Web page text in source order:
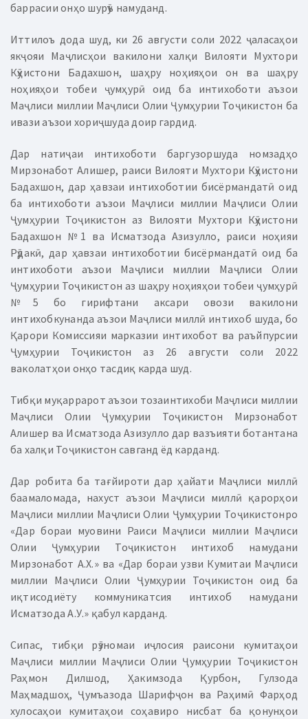
баррасии онҳо шурӯъ намуданд.
Иттилоъ дода шуд, ки 26 августи соли 2022 ҷаласаҳои
якҷояи Маҷлисҳои вакилони халқи Вилояти Мухтори
Кӯҳистони Бадахшон, шаҳру ноҳияҳои он ва шаҳру
ноҳияҳои тобеи ҷумҳурӣ оид ба интихоботи аъзои
Маҷлиси миллии Маҷлиси Олии Ҷумҳурии Тоҷикистон ба
ивази аъзои хориҷшуда доир гардид.
Дар натиҷаи интихоботи баргузоршуда номзадҳо
Мирзонабот Алишер, раиси Вилояти Мухтори Кӯҳистони
Бадахшон, дар ҳавзаи интихоботии бисёрмандатӣ оид
ба интихоботи аъзои Маҷлиси миллии Маҷлиси Олии
Ҷумҳурии Тоҷикистон аз Вилояти Мухтори Кӯҳистони
Бадахшон №1 ва Исматзода Азизулло, раиси ноҳияи
Рӯдакӣ, дар ҳавзаи интихоботии бисёрмандатӣ оид ба
интихоботи аъзои Маҷлиси миллии Маҷлиси Олии
Ҷумҳурии Тоҷикистон аз шаҳру ноҳияҳои тобеи ҷумҳурӣ
№5 бо гирифтани аксари овози вакилони
интихобкунанда аъзои Маҷлиси миллӣ интихоб шуда, бо
Қарори Комиссияи марказии интихобот ва раъйпурсии
Ҷумҳурии Тоҷикистон аз 26 августи соли 2022
ваколатҳои онҳо тасдиқ карда шуд.
Тибқи муқаррарот аъзои тозаинтихоби Маҷлиси миллии
Маҷлиси Олии Ҷумҳурии Тоҷикистон Мирзонабот
Алишер ва Исматзода Азизулло дар вазъияти ботантана
ба халқи Тоҷикистон савганд ёд карданд.
Дар робита ба тағйироти дар ҳайати Маҷлиси миллӣ
баамаломада, нахуст аъзои Маҷлиси миллӣ қарорҳои
Маҷлиси миллии Маҷлиси Олии Ҷумҳурии Тоҷикистонро
«Дар бораи муовини Раиси Маҷлиси миллии Маҷлиси
Олии Ҷумҳурии Тоҷикистон интихоб намудани
Мирзонабот А.Х.» ва «Дар бораи узви Кумитаи Маҷлиси
миллии Маҷлиси Олии Ҷумҳурии Тоҷикистон оид ба
иқтисодиёту коммуникатсия интихоб намудани
Исматзода А.У.» қабул карданд.
Сипас, тибқи рӯзномаи иҷлосия раисони кумитаҳои
Маҷлиси миллии Маҷлиси Олии Ҷумҳурии Тоҷикистон
Раҳмон Дилшод, Ҳакимзода Қурбон, Гулзода
Маҳмадшоҳ, Ҷумъазода Шарифҷон ва Раҳимӣ Фарҳод
хулосаҳои кумитаҳои соҳавиро нисбат ба қонунҳои